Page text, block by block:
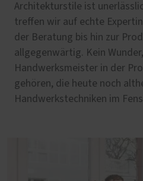
Architekturstile ist
treffen wir auf echte
der Beratung bis hin zur
allgegenwärtig. Kein
Handwerksmeister in der
gehören, die heute noch
Handwerkstechniken im